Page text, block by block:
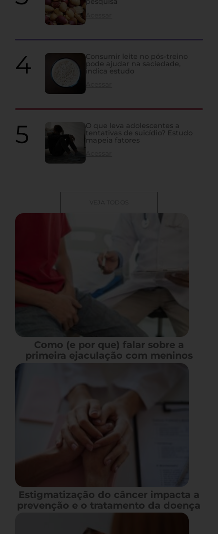
Consumir leite no pós-treino
pode ajudar na saciedade,
indica estudo
O que leva adolescentes a
tentativas de suicídio? Estudo
mapeia fatores
VEJA TODOS
Como (e por que) falar sobre a
primeira ejaculação com meninos
Estigmatização do câncer impacta a
prevenção e o tratamento da doença